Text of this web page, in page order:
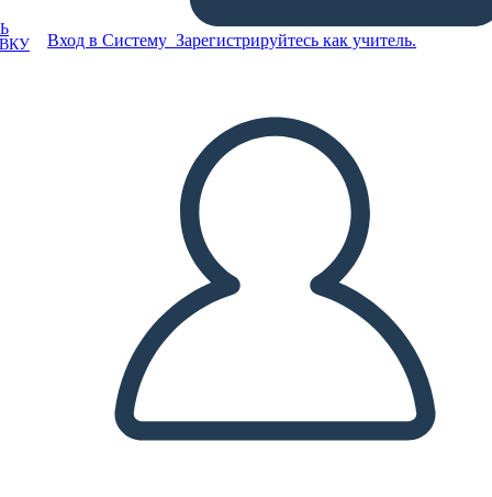
Вход в Систему Зарегистрируйтесь как учитель.